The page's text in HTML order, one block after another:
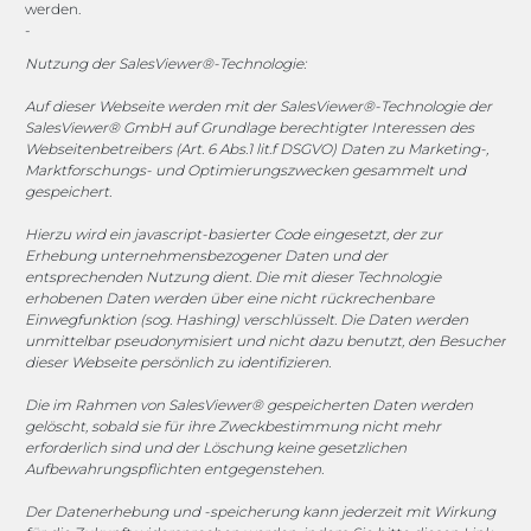
werden.
-
Nutzung der SalesViewer®-Technologie:
Auf dieser Webseite werden mit der SalesViewer®-Technologie der
SalesViewer® GmbH auf Grundlage berechtigter Interessen des
Webseitenbetreibers (Art. 6 Abs.1 lit.f DSGVO) Daten zu Marketing-,
Marktforschungs- und Optimierungszwecken gesammelt und
gespeichert.
Hierzu wird ein javascript-basierter Code eingesetzt, der zur
Erhebung unternehmensbezogener Daten und der
entsprechenden Nutzung dient. Die mit dieser Technologie
erhobenen Daten werden über eine nicht rückrechenbare
Einwegfunktion (sog. Hashing) verschlüsselt. Die Daten werden
unmittelbar pseudonymisiert und nicht dazu benutzt, den Besucher
dieser Webseite persönlich zu identifizieren.
Die im Rahmen von SalesViewer® gespeicherten Daten werden
gelöscht, sobald sie für ihre Zweckbestimmung nicht mehr
erforderlich sind und der Löschung keine gesetzlichen
Aufbewahrungspflichten entgegenstehen.
Der Datenerhebung und -speicherung kann jederzeit mit Wirkung
vertrieb@megasoft.de
+49 2173 265 06 0
Mo. - Do. 08:00 - 17:00 Uhr
Fr. 08:00 - 15:00 Uhr
Sponsoring
1. FC Monheim
COOKIE-RICHTLINIE (EU)
© 2025 MEGASOFT® IT GmbH & Co. KG |